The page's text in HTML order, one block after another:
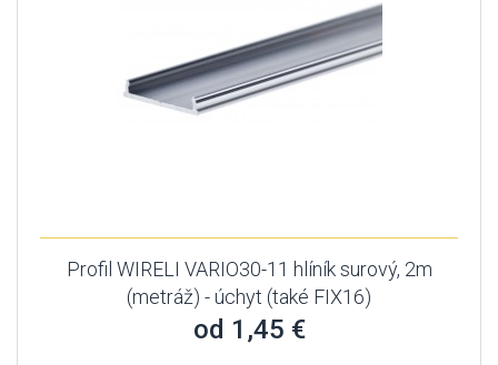
Profil WIRELI VARIO30-11 hlíník surový, 2m
(metráž) - úchyt (také FIX16)
od 1,45 €